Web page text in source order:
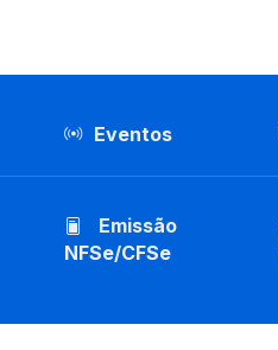
Eventos
Emissão
NFSe/CFSe